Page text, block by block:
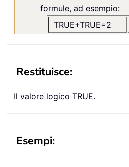
formule, ad esempio:
TRUE+TRUE=2
Restituisce:
Il valore logico TRUE.
Esempi: